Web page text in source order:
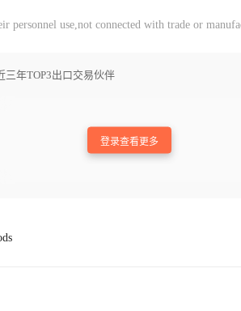
use,not connected with trade or
三年TOP3出口交易伙伴
登录查看更多